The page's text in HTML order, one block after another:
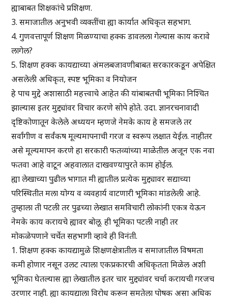
ह्याबाबत शिक्षकांचे प्रशिक्षण.
3. समाजातील अनुभवी व्यक्तींचा ह्या कार्यात अधिकृत सहभाग.
4. गुणवत्तापूर्ण शिक्षण मिळण्याचा हक्क डावलला गेल्यास काय करावे
लागेल?
5. शिक्षण हक्क कायद्याच्या अंमलबजावणीबाबत सरकारकडून अपेक्षित
असलेली अधिकृत, स्पष्ट भूमिका व नियोजन
हे पाच मुद्दे अशासाठी महत्त्वाचे आहेत की यांबाबतची भूमिका निश्चित
झाल्यास इतर मुद्द्यांवर विचार करणे सोपे होते. उदा. ज्ञानरचनावादी
दृष्टिकोणातून केलेले अध्ययन म्हणजे नेमके काय हे समजले तर
सर्वांगीण व सर्वंकष मूल्यमापनाची गरज व स्वरूप लक्षात येईल. नाहीतर
असे मूल्यमापन करणे हा सरकारी फतव्यांच्या माळेतील अजून एक नवा
फतवा आहे वाटून अहवालात दाखवण्यापुरते काम होईल.
ह्या लेखाच्या पुढील भागात मी ह्यातील प्रत्येक मुद्द्यावर सद्याच्या
परिस्थितीत मला योग्य व व्यवहार्य वाटणारी भूमिका मांडलेली आहे.
तुम्हाला ती पटली तर पुढच्या लेखात समविचारी लोकांनी एकत्र येऊन
नेमके काय करायचे ह्यावर बोलू. ही भूमिका पटली नाही तर
मोकळेपणाने चर्चेत सहभागी व्हावे ही विनंती.
1. शिक्षण हक्क कायद्यामुळे शिक्षणक्षेत्रातील व समाजातील विषमता
कमी होणार नसून उलट त्याला एकप्रकारची अधिकृतता मिळेल अशी
भूमिका घेतल्यास ह्या लेखातील इतर चार मुद्द्यांवर चर्चा करायची गरजच
उरणार नाही. ह्या कायद्याला विरोध करून समतेला पोषक असा अधिक